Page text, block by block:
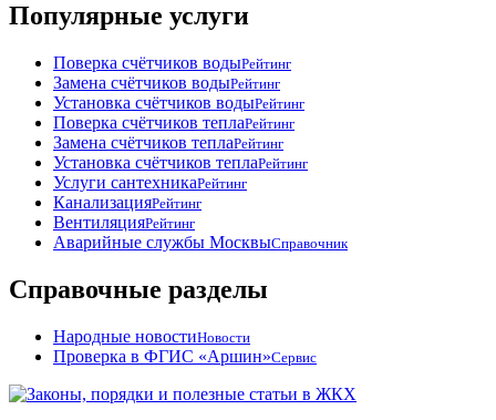
Популярные услуги
Поверка счётчиков водыРейтинг
Замена счётчиков водыРейтинг
Установка счётчиков водыРейтинг
Поверка счётчиков теплаРейтинг
Замена счётчиков теплаРейтинг
Установка счётчиков теплаРейтинг
Услуги сантехникаРейтинг
КанализацияРейтинг
ВентиляцияРейтинг
Аварийные службы МосквыСправочник
Справочные разделы
Народные новостиНовости
Проверка в ФГИС «Аршин»Сервис